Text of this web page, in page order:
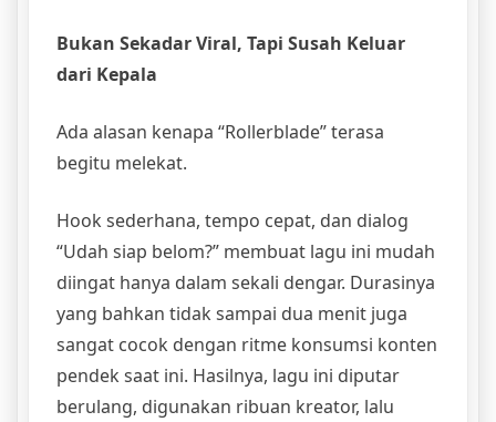
Bukan Sekadar Viral, Tapi Susah Keluar
dari Kepala
Ada alasan kenapa “Rollerblade” terasa
begitu melekat.
Hook sederhana, tempo cepat, dan dialog
“Udah siap belom?” membuat lagu ini mudah
diingat hanya dalam sekali dengar. Durasinya
yang bahkan tidak sampai dua menit juga
sangat cocok dengan ritme konsumsi konten
pendek saat ini. Hasilnya, lagu ini diputar
berulang, digunakan ribuan kreator, lalu